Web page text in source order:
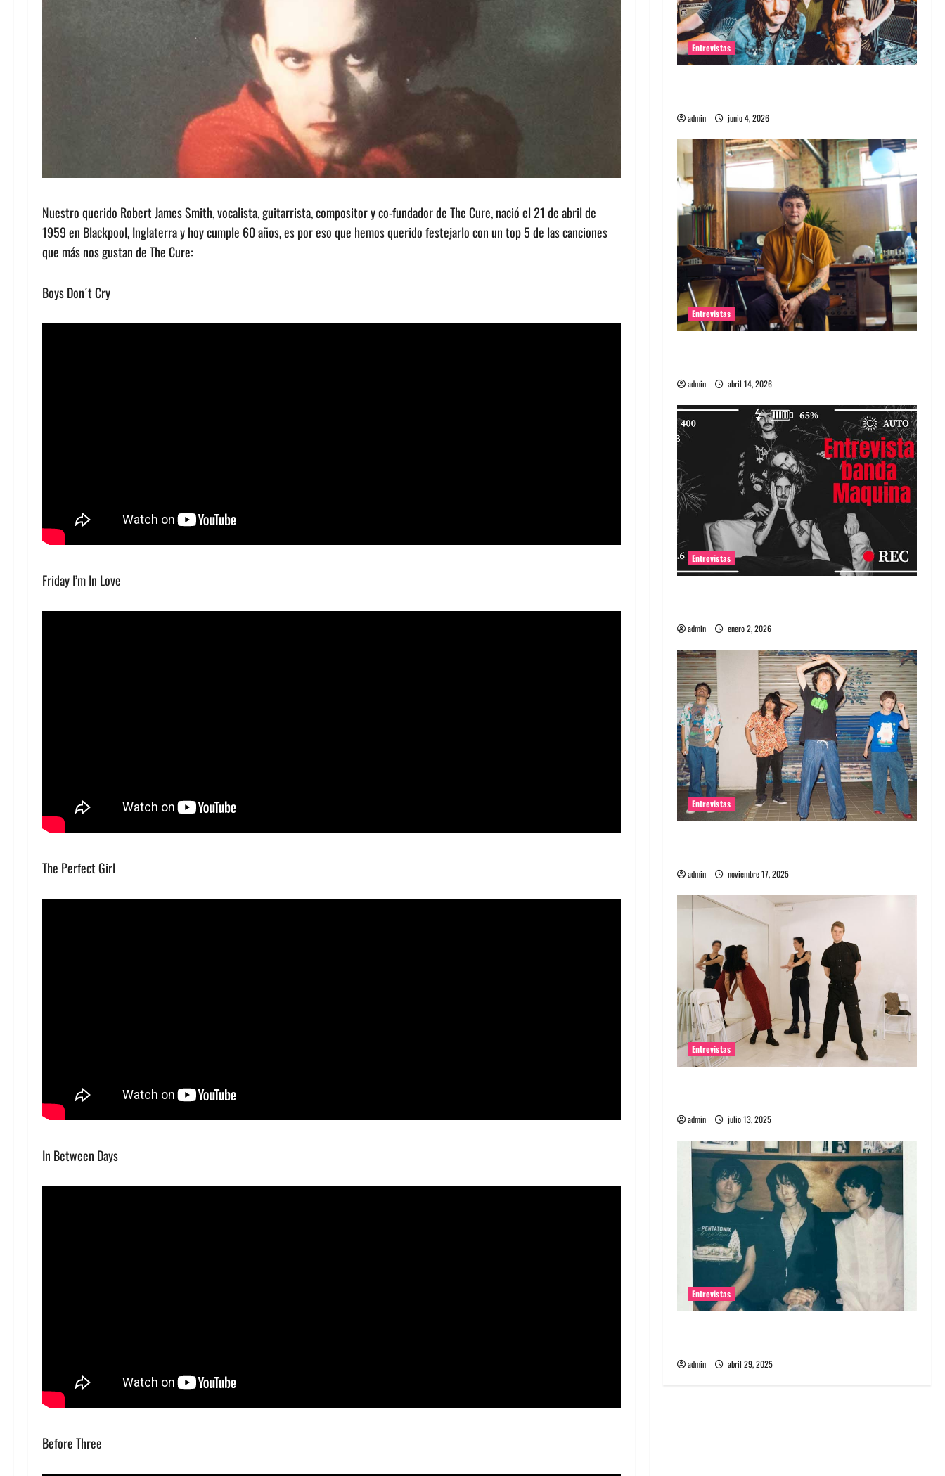
Nuestro querido Robert James Smith, vocalista, guitarrista, compositor y co-fundador de The Cure, nació el 21 de abril de
1959 en Blackpool, Inglaterra y hoy cumple 60 años, es por eso que hemos querido festejarlo con un top 5 de las canciones
que más nos gustan de The Cure:
Boys Don´t Cry
Friday I’m In Love
The Perfect Girl
In Between Days
Before Three
Entrevistas
admin junio 4, 2026
Entrevistas
admin abril 14, 2026
Entrevistas
admin enero 2, 2026
Entrevistas
admin noviembre 17, 2025
Entrevistas
admin julio 13, 2025
Entrevistas
admin abril 29, 2025